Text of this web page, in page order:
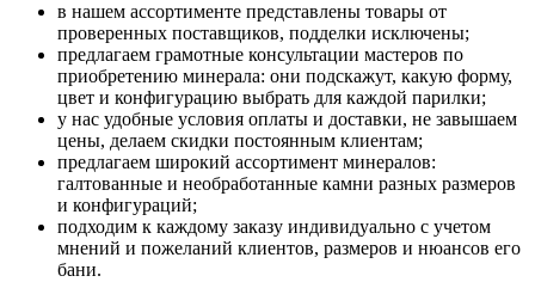
в нашем ассортименте представлены товары от
проверенных поставщиков, подделки исключены;
предлагаем грамотные консультации мастеров по
приобретению минерала: они подскажут, какую форму,
цвет и конфигурацию выбрать для каждой парилки;
у нас удобные условия оплаты и доставки, не завышаем
цены, делаем скидки постоянным клиентам;
предлагаем широкий ассортимент минералов:
галтованные и необработанные камни разных размеров
и конфигураций;
подходим к каждому заказу индивидуально с учетом
мнений и пожеланий клиентов, размеров и нюансов его
бани.